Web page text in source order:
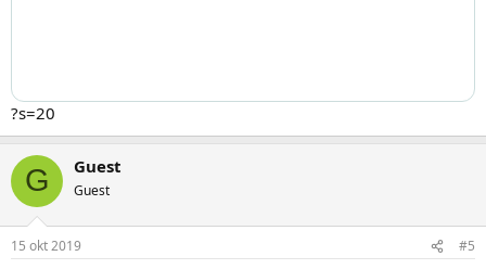
?s=20
G Guest
Guest
15 okt 2019 #5